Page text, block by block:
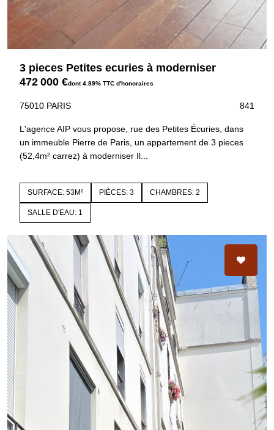
3 pieces Petites ecuries à moderniser
472 000 €dont 4.89% TTC d'honoraires
75010 PARIS 841
L'agence AIP vous propose, rue des Petites Écuries, dans
un immeuble Pierre de Paris, un appartement de 3 pieces
(52,4m² carrez) à moderniser Il...
SURFACE: 53M² PIÈCES: 3 CHAMBRES: 2
SALLE D'EAU: 1